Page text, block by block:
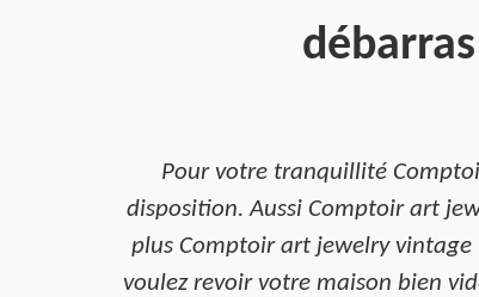
Pour votre tranquillité
disposition. Aussi Comptoir art
plus Comptoir art jewelry vintage
voulez revoir votre maison bien